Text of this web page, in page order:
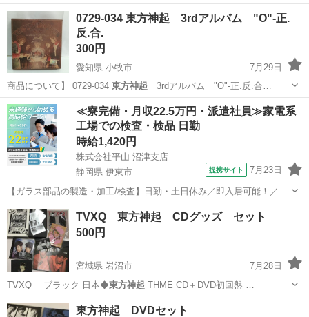
0729-034 東方神起 3rdアルバム "O"-正.
反.合.
300円
愛知県 小牧市
7月29日
商品について】 0729-034 東方神起 3rdアルバム "O"-正.反.合…
愛知 小牧市 CD 東方神起
≪寮完備・月収22.5万円・派遣社員≫家電系
工場での検査・検品 日勤
時給1,420円
株式会社平山 沼津支店
静岡県 伊東市
提携サイト 7月23日
【ガラス部品の製造・加工/検査】日勤・土日休み／即入居可能！／伊
豆でのんびりライフ♪ ガラス部品の製造・加工/検査 【株式会社平山で
の正社員採用（無期雇用派遣）となります】 「2人で同じ職場で働き
たい」 「仕事も休みも一...
静岡 伊東市
TVXQ 東方神起 CDグッズ セット
500円
宮城県 岩沼市
7月28日
TVXQ ブラック 日本◆東方神起 THME CD＋DVD初回盤 …
宮城 岩沼市 CD
東方神起 DVDセット